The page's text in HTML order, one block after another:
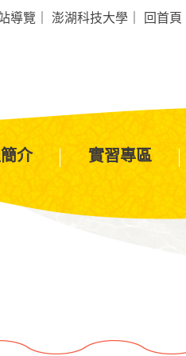
導覽 澎湖科技大學 回首頁
介 實習專區